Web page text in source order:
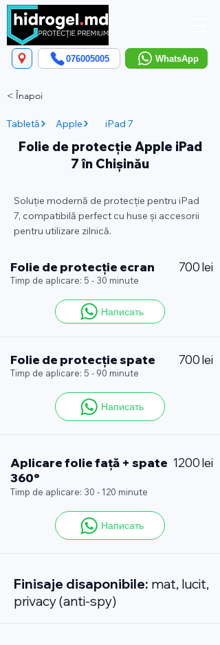
WhatsApp
076005005
< Înapoi
Tabletă Apple iPad 7
Folie de protecție Apple iPad
7 în Chișinău
Soluție modernă de protecție pentru iPad
7, compatibilă perfect cu huse și accesorii
pentru utilizare zilnică.
Folie de protecție ecran 700 lei
Timp de aplicare: 5 - 30 minute
Написать
Folie de protecție spate 700 lei
Timp de aplicare: 5 - 90 minute
Написать
Aplicare folie față + spate
360°
1200 lei
Timp de aplicare: 30 - 120 minute
Написать
Finisaje disaponibile: mat, lucit,
privacy (anti-spy)